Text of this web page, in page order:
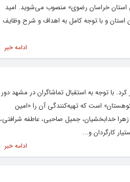
استان خراسان رضوی» منصوب می‌شوید. امید
استان و با توجه کامل به اهداف و شرح وظایف
ادامه خبر
با توجه به استقبال تماشاگران در مشهد دور
است که تهیه‌کنندگی آن را «امین
خدابخشیان، جمیل صاحبی، عاطفه شرافتی،
کارگردان و...
ادامه خبر